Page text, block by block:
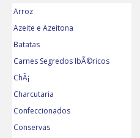
Arroz
Azeite e Azeitona
Batatas
Carnes Segredos IbÃ©ricos
ChÃ¡
Charcutaria
Confeccionados
Conservas